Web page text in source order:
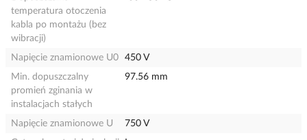
temperatura otoczenia
kabla po montażu (bez
wibracji)
Napięcie znamionowe U0
450 V
Min. dopuszczalny
promień zginania w
instalacjach stałych
97.56 mm
Napięcie znamionowe U
750 V